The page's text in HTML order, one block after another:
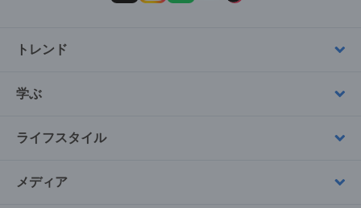
トレンド
学ぶ
ライフスタイル
メディア